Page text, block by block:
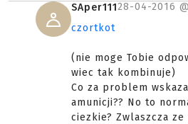
SAper11128-04-2016 @
czortkot
(nie moge Tobie
wiec tak kombinuje)
Co za problem
amunicji?? No to
ciezkie? Zwlaszcza